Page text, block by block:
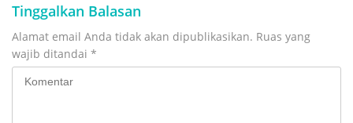
Tinggalkan Balasan
Alamat email Anda tidak akan dipublikasikan. Ruas yang
wajib ditandai *